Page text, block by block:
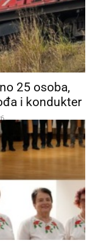
25 osoba,
i kondukter